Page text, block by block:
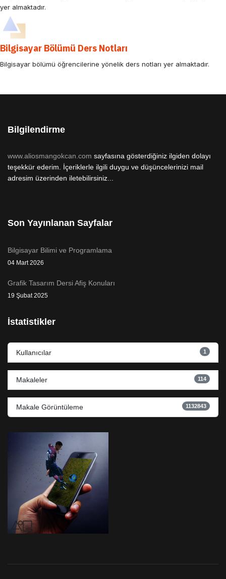
yer almaktadır.
Bilgisayar Bölümü Ders Notları
Bilgisayar bölümü öğrencilerine yönelik ders notları yer almaktadır.
Bilgilendirme
www.aliosmangokcan.com sayfasına gösterdiğiniz ilgiden dolayı
teşekkür ederim. İçeriklerle ilgili duygu ve düşüncelerinizi mail
adresim üzerinden iletebilirsiniz...
Son Yayınlanan Sayfalar
Bilgisayar Bilimi ve Programlama
04 Mart 2026
Grafik Tasarım Dersi Afiş Konuları
19 Şubat 2025
İstatistikler
Kullanıcılar 1
Makaleler 114
Makale Görüntüleme 1132843